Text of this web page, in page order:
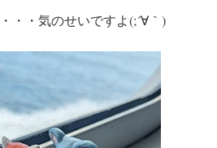
・・気のせいですよ(;´∀｀)